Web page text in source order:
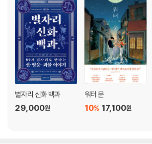
- 애정 어린 경외
- 사랑의 선택
- 평생의 약속
- 어머니의 사랑
- 걸음마
- 나비를 쫓아서
- 사랑의 시선
- 후회
- 조건부 사랑
별자리 신화 백과
29,000원
워터 문
17,100원
10%